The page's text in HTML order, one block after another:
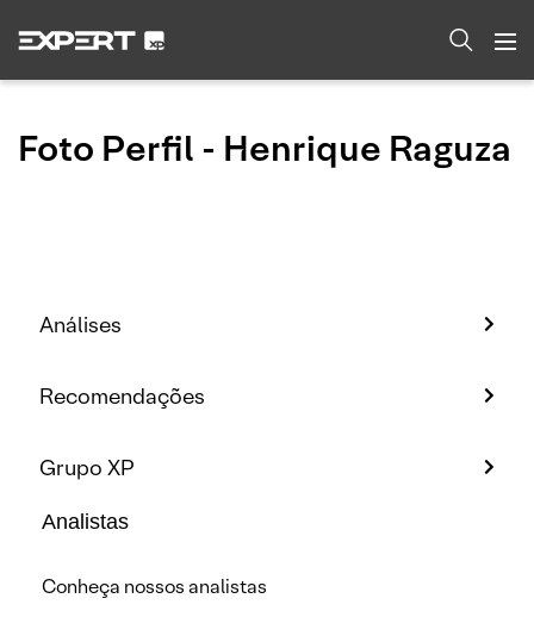
Foto Perfil - Henrique Raguza
Análises
Recomendações
Grupo XP
Analistas
Conheça nossos analistas